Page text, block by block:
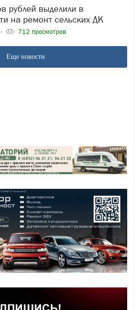
на ремонт сельских ДК
712 просмотров
Еще новости